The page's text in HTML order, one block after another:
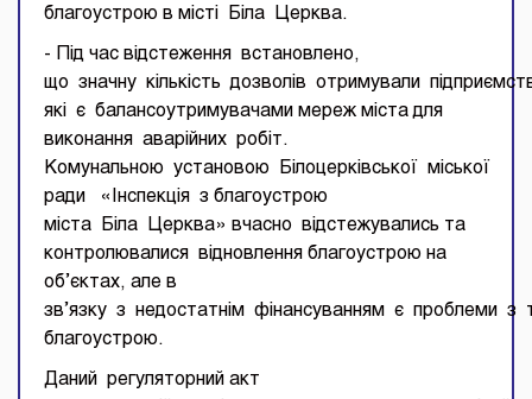
благоустрою в місті Біла Церква.
- Під час відстеження встановлено,
що значну кількість дозволів отримували
які є балансоутримувачами мереж міста для
виконання аварійних робіт.
Комунальною установою Білоцерківської міської
ради «Інспекція з благоустрою
міста Біла Церква» вчасно відстежувались та
контролювалися відновлення благоустрою на
об’єктах, але в
зв’язку з недостатнім фінансуванням є проблеми з
благоустрою.
Даний регуляторний акт